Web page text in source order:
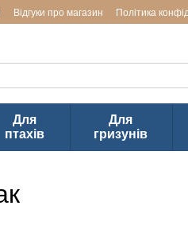
Відгуки про магазин Політика
Для
птахів
Для
гризунів